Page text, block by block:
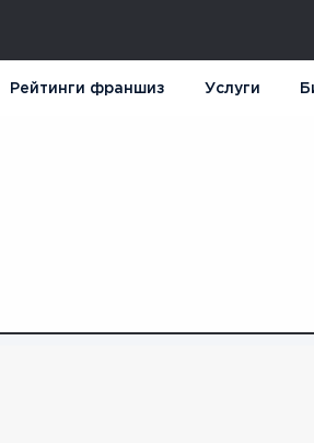
Рейтинги франшиз Услуги